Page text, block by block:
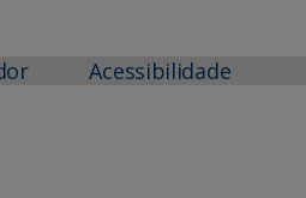
Acessibilidade